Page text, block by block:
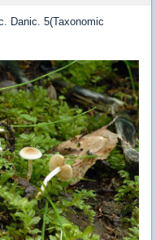
Danic. 5(Taxonomic